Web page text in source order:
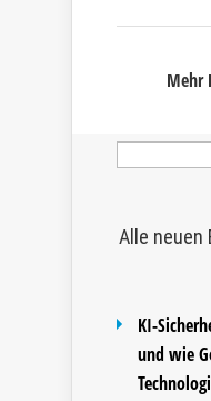
Mehr
Suche
Alle neuen
KI-
und wie